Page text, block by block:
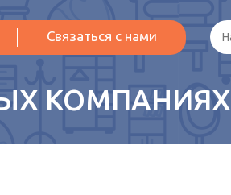
Связаться с нами
КОМПАНИЯХ